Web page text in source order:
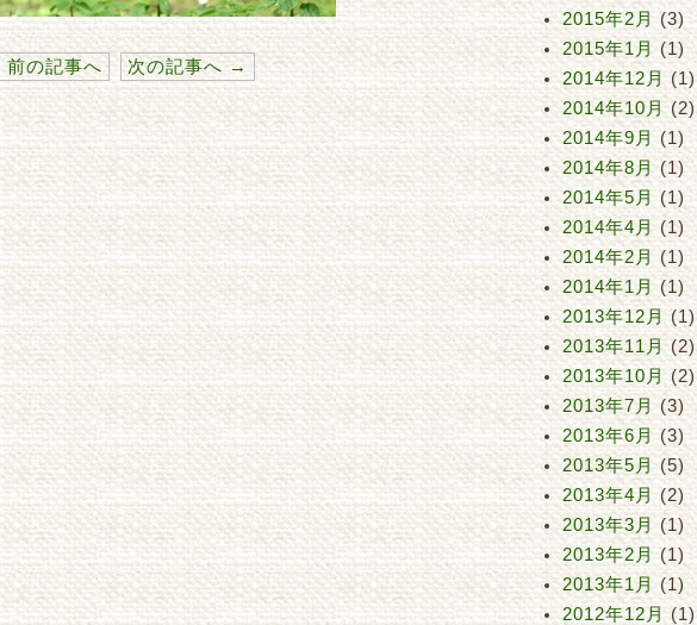
の記事へ 次の記事へ →
2015年2月 (3)
2015年1月 (1)
2014年12月(1)
2014年10月(2)
2014年9月 (1)
2014年8月 (1)
2014年5月 (1)
2014年4月 (1)
2014年2月 (1)
2014年1月 (1)
2013年12月(1)
2013年11月(2)
2013年10月(2)
2013年7月 (3)
2013年6月 (3)
2013年5月 (5)
2013年4月 (2)
2013年3月 (1)
2013年2月 (1)
2013年1月 (1)
2012年12月(1)